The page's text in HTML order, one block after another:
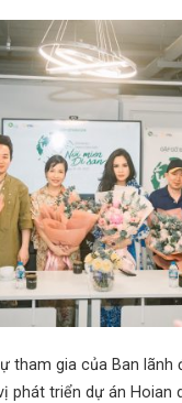
tham gia của Ban lãnh
phát triển dự án Hoian